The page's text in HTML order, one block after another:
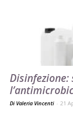
Di Valeria Vincenti - 21